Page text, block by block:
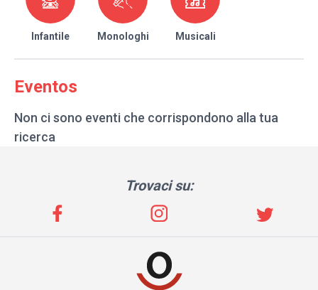
Infantile Monologhi Musicali
Eventos
Non ci sono eventi che corrispondono alla tua
ricerca
Trovaci su: